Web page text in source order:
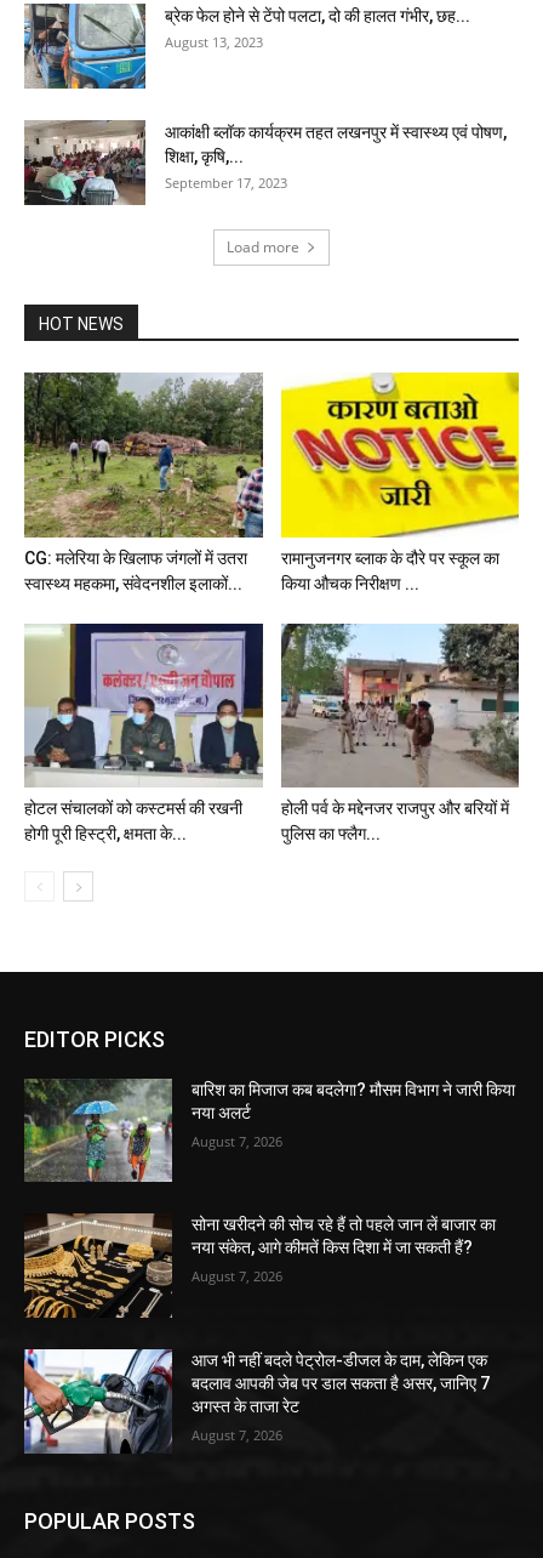
ब्रेक फेल होने से टेंपो पलटा, दो की हालत गंभीर, छह...
August 13, 2023
आकांक्षी ब्लॉक कार्यक्रम तहत लखनपुर में स्वास्थ्य एवं पोषण,
शिक्षा, कृषि,...
September 17, 2023
Load more
HOT NEWS
CG: मलेरिया के खिलाफ जंगलों में उतरा
स्वास्थ्य महकमा, संवेदनशील इलाकों...
रामानुजनगर ब्लाक के दौरे पर स्कूल का
किया औचक निरीक्षण ...
होटल संचालकों को कस्टमर्स की रखनी
होगी पूरी हिस्ट्री, क्षमता के...
होली पर्व के मद्देनजर राजपुर और बरियों में
पुलिस का फ्लैग...
EDITOR PICKS
बारिश का मिजाज कब बदलेगा? मौसम विभाग ने जारी किया
नया अलर्ट
August 7, 2026
सोना खरीदने की सोच रहे हैं तो पहले जान लें बाजार का
नया संकेत, आगे कीमतें किस दिशा में जा सकती हैं?
August 7, 2026
आज भी नहीं बदले पेट्रोल-डीजल के दाम, लेकिन एक
बदलाव आपकी जेब पर डाल सकता है असर, जानिए 7
अगस्त के ताजा रेट
August 7, 2026
POPULAR POSTS